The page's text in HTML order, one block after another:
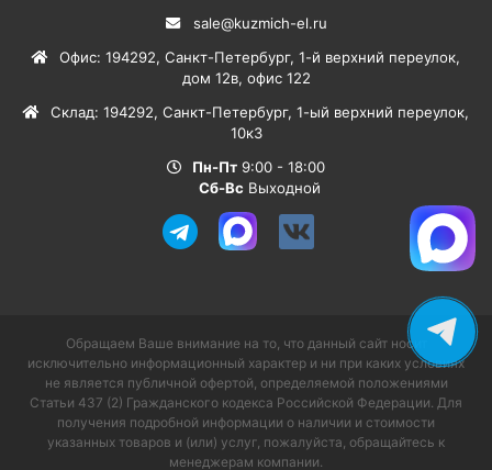
sale@kuzmich-el.ru
Офис: 194292, Санкт-Петербург, 1-й верхний переулок,
дом 12в, офис 122
Склад: 194292, Санкт-Петербург, 1-ый верхний переулок,
10к3
Пн-Пт 9:00 - 18:00
Сб-Вс Выходной
Обращаем Ваше внимание на то, что данный сайт носит
исключительно информационный характер и ни при каких условиях
не является публичной офертой, определяемой положениями
Статьи 437 (2) Гражданского кодекса Российской Федерации. Для
получения подробной информации о наличии и стоимости
указанных товаров и (или) услуг, пожалуйста, обращайтесь к
менеджерам компании.